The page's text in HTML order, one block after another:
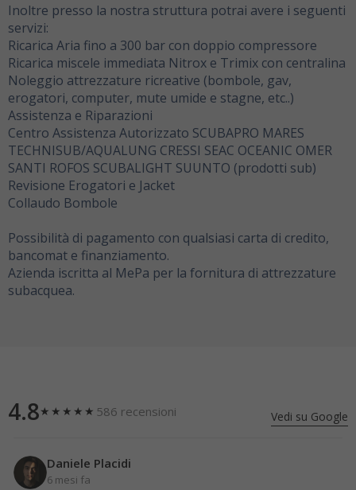
Inoltre presso la nostra struttura potrai avere i seguenti
servizi:
Ricarica Aria fino a 300 bar con doppio compressore
Ricarica miscele immediata Nitrox e Trimix con centralina
Noleggio attrezzature ricreative (bombole, gav,
erogatori, computer, mute umide e stagne, etc..)
Assistenza e Riparazioni
Centro Assistenza Autorizzato SCUBAPRO MARES
TECHNISUB/AQUALUNG CRESSI SEAC OCEANIC OMER
SANTI ROFOS SCUBALIGHT SUUNTO (prodotti sub)
Revisione Erogatori e Jacket
Collaudo Bombole
Possibilità di pagamento con qualsiasi carta di credito,
bancomat e finanziamento.
Azienda iscritta al MePa per la fornitura di attrezzature
subacquea.
4.8★★★★★ 586 recensioni Vedi su Google
Daniele Placidi
6 mesi fa